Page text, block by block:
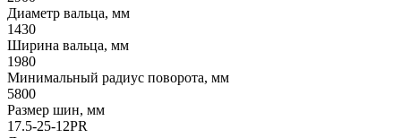
Диаметр вальца, мм
1430
Ширина вальца, мм
1980
Минимальный радиус поворота, мм
5800
Размер шин, мм
17.5-25-12PR